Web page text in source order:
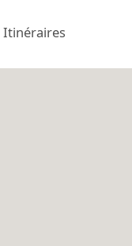
Itinéraires